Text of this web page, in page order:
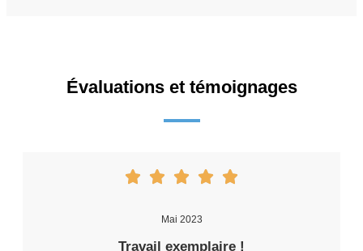
Évaluations et témoignages
Mai 2023
Travail exemplaire !